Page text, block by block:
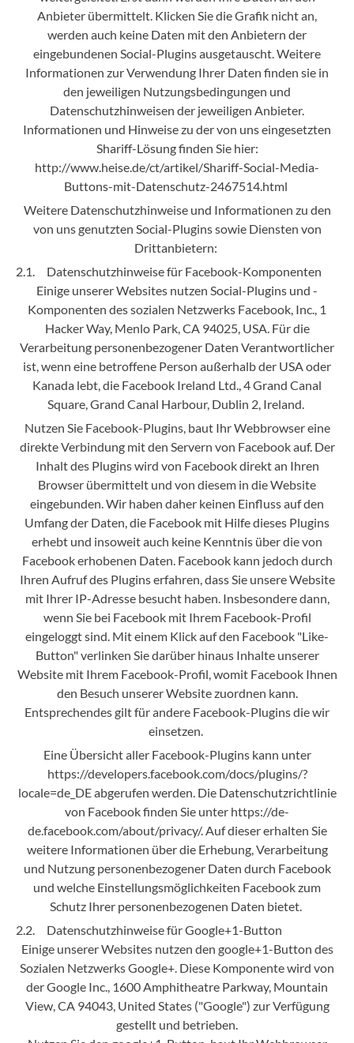
Anbieter übermittelt. Klicken Sie die Grafik nicht an,
werden auch keine Daten mit den Anbietern der
eingebundenen Social-Plugins ausgetauscht. Weitere
Informationen zur Verwendung Ihrer Daten finden sie in
den jeweiligen Nutzungsbedingungen und
Datenschutzhinweisen der jeweiligen Anbieter.
Informationen und Hinweise zu der von uns eingesetzten
Shariff-Lösung finden Sie hier:
http://www.heise.de/ct/artikel/Shariff-Social-Media-
Buttons-mit-Datenschutz-2467514.html
Weitere Datenschutzhinweise und Informationen zu den
von uns genutzten Social-Plugins sowie Diensten von
Drittanbietern:
2.1. Datenschutzhinweise für Facebook-Komponenten
Einige unserer Websites nutzen Social-Plugins und -
Komponenten des sozialen Netzwerks Facebook, Inc., 1
Hacker Way, Menlo Park, CA 94025, USA. Für die
Verarbeitung personenbezogener Daten Verantwortlicher
ist, wenn eine betroffene Person außerhalb der USA oder
Kanada lebt, die Facebook Ireland Ltd., 4 Grand Canal
Square, Grand Canal Harbour, Dublin 2, Ireland.
Nutzen Sie Facebook-Plugins, baut Ihr Webbrowser eine
direkte Verbindung mit den Servern von Facebook auf. Der
Inhalt des Plugins wird von Facebook direkt an Ihren
Browser übermittelt und von diesem in die Website
eingebunden. Wir haben daher keinen Einfluss auf den
Umfang der Daten, die Facebook mit Hilfe dieses Plugins
erhebt und insoweit auch keine Kenntnis über die von
Facebook erhobenen Daten. Facebook kann jedoch durch
Ihren Aufruf des Plugins erfahren, dass Sie unsere Website
mit Ihrer IP-Adresse besucht haben. Insbesondere dann,
wenn Sie bei Facebook mit Ihrem Facebook-Profil
eingeloggt sind. Mit einem Klick auf den Facebook "Like-
Button" verlinken Sie darüber hinaus Inhalte unserer
Website mit Ihrem Facebook-Profil, womit Facebook Ihnen
den Besuch unserer Website zuordnen kann.
Entsprechendes gilt für andere Facebook-Plugins die wir
einsetzen.
Eine Übersicht aller Facebook-Plugins kann unter
https://developers.facebook.com/docs/plugins/?
locale=de_DE abgerufen werden. Die Datenschutzrichtlinie
von Facebook finden Sie unter https://de-
de.facebook.com/about/privacy/. Auf dieser erhalten Sie
weitere Informationen über die Erhebung, Verarbeitung
und Nutzung personenbezogener Daten durch Facebook
und welche Einstellungsmöglichkeiten Facebook zum
Schutz Ihrer personenbezogenen Daten bietet.
2.2. Datenschutzhinweise für Google+1-Button
Einige unserer Websites nutzen den google+1-Button des
Sozialen Netzwerks Google+. Diese Komponente wird von
der Google Inc., 1600 Amphitheatre Parkway, Mountain
View, CA 94043, United States ("Google") zur Verfügung
gestellt und betrieben.